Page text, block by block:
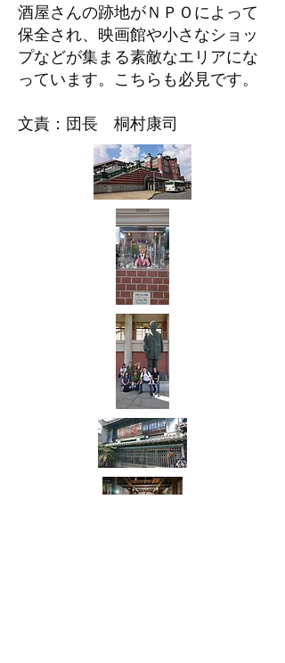
酒屋さんの跡地がＮＰＯによって
保全され、映画館や小さなショッ
プなどが集まる素敵なエリアにな
っています。こちらも必見です。
文責：団長 桐村康司